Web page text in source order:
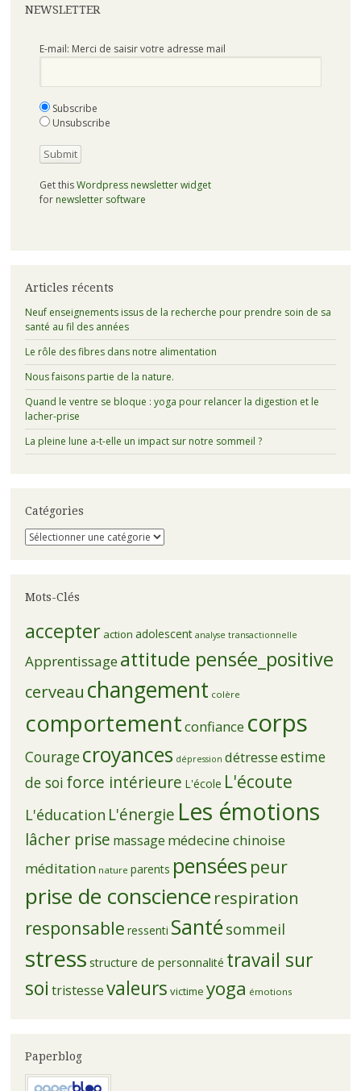
NEWSLETTER
E-mail: Merci de saisir votre adresse mail
Subscribe
Unsubscribe
Get thisWordpress newsletter widget
for newsletter software
Articles récents
Neuf enseignements issus de la recherche pour prendre soin de sa
santé au fil des années
Le rôle des fibres dans notre alimentation
Nous faisons partie de la nature.
Quand le ventre se bloque : yoga pour relancer la digestion et le
lacher-prise
La pleine lune a-t-elle un impact sur notre sommeil ?
Catégories
Catégories
Mots-Clés
accepter action adolescent analyse transactionnelle
Apprentissage attitude pensée_positive
cerveau changement colère
comportementconfiance corps
Couragecroyances dépression détresseestime
de soi force intérieure L'école L'écoute
L'éducation L'énergie Les émotions
lâcher prise massage médecine chinoise
méditation nature parents pensées peur
prise de conscience respiration
responsable ressenti Santésommeil
stress structure de personnalité travail sur
soi tristessevaleurs victime yoga émotions
Paperblog